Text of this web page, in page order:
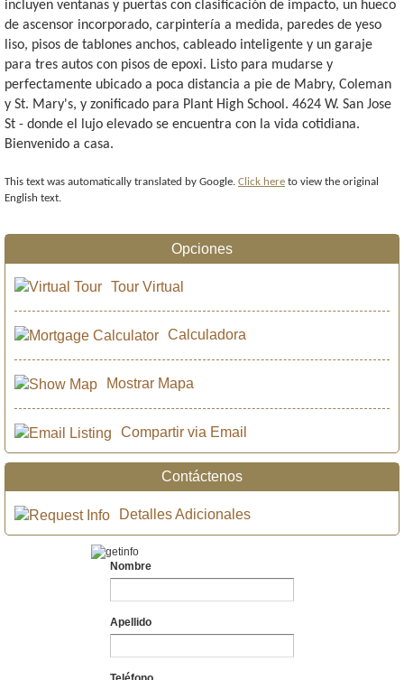
incluyen ventanas y puertas con clasificación de impacto, un hueco
de ascensor incorporado, carpintería a medida, paredes de yeso
liso, pisos de tablones anchos, cableado inteligente y un garaje
para tres autos con pisos de epoxi. Listo para mudarse y
perfectamente ubicado a poca distancia a pie de Mabry, Coleman
y St. Mary's, y zonificado para Plant High School. 4624 W. San Jose
St - donde el lujo elevado se encuentra con la vida cotidiana.
Bienvenido a casa.
This text was automatically translated by Google. Click here to view the original
English text.
Opciones
Tour Virtual
Calculadora
Mostrar Mapa
Compartir via Email
Contáctenos
Detalles Adicionales
Nombre
Apellido